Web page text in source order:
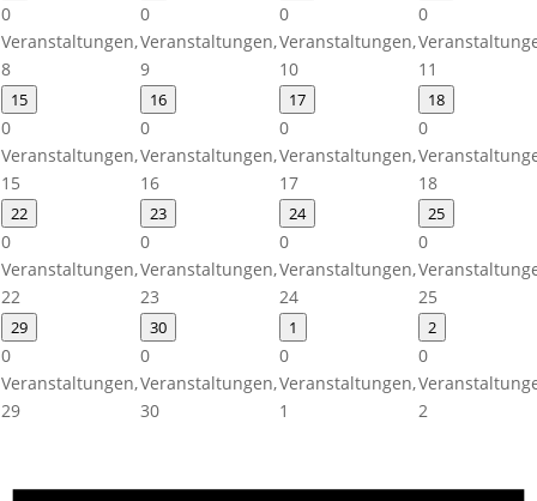
0
Veranstaltungen,
8
0
Veranstaltungen,
9
0
Veranstaltungen,
10
0
11
15
0
Veranstaltungen,
15
16
0
Veranstaltungen,
16
17
0
Veranstaltungen,
17
18
0
18
22
0
Veranstaltungen,
22
23
0
Veranstaltungen,
23
24
0
Veranstaltungen,
24
25
0
25
29
0
Veranstaltungen,
29
30
0
Veranstaltungen,
30
1
0
Veranstaltungen,
1
2
0
2